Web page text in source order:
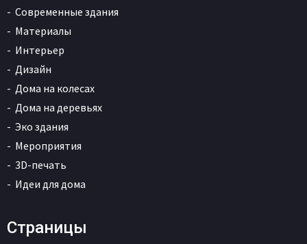
Современные здания
Материалы
Интерьер
Дизайн
Дома на колесах
Дома на деревьях
Эко здания
Мероприятия
3D-печать
Идеи для дома
Страницы